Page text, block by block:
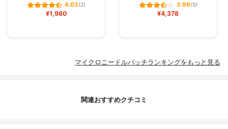
4.03(2)
¥1,980
3.96(5)
¥4,378
マイクロニードルパッチランキングをもっと見る
関連おすすめクチコミ